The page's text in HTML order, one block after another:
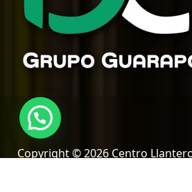
Copyright © 2026 Centro